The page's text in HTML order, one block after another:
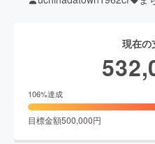
現在の
106%達成
目標金額500,000円